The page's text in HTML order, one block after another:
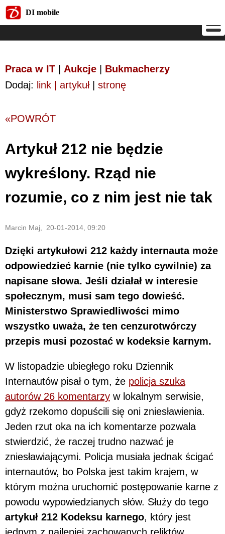
DI mobile
Praca w IT Aukcje
Bukmacherzy
Dodaj: link | artykuł| stronę
«POWRÓT
Artykuł 212 nie będzie
wykreślony. Rząd nie
rozumie, co z nim jest nie tak
Marcin Maj, 20-01-2014, 09:20
Dzięki artykułowi 212 każdy internauta może
odpowiedzieć karnie (nie tylko cywilnie) za
napisane słowa. Jeśli działał w interesie
społecznym, musi sam tego dowieść.
Ministerstwo Sprawiedliwości mimo
wszystko uważa, że ten cenzurotwórczy
przepis musi pozostać w kodeksie karnym.
W listopadzie ubiegłego roku Dziennik
Internautów pisał o tym, że policja szuka
autorów 26 komentarzy w lokalnym serwisie,
gdyż rzekomo dopuścili się oni zniesławienia.
Jeden rzut oka na ich komentarze pozwala
stwierdzić, że raczej trudno nazwać je
zniesławiającymi. Policja musiała jednak ścigać
internautów, bo Polska jest takim krajem, w
którym można uruchomić postępowanie karne z
powodu wypowiedzianych słów. Służy do tego
artykuł 212 Kodeksu karnego, który jest
DI mobile